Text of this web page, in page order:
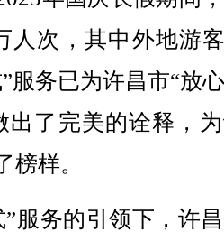
人次，其中外地游
服务已为许昌市“放
出了完美的诠释，
榜样。
务的引领下，许